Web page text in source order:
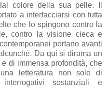
colore della sua pelle. Il
a interfacciarsi con tutta
che lo spingono contro la
contro la visione cieca e
portano avanti
Da qui si dirama un
di immensa profondità, che
letteratura non solo di
sostanziali e